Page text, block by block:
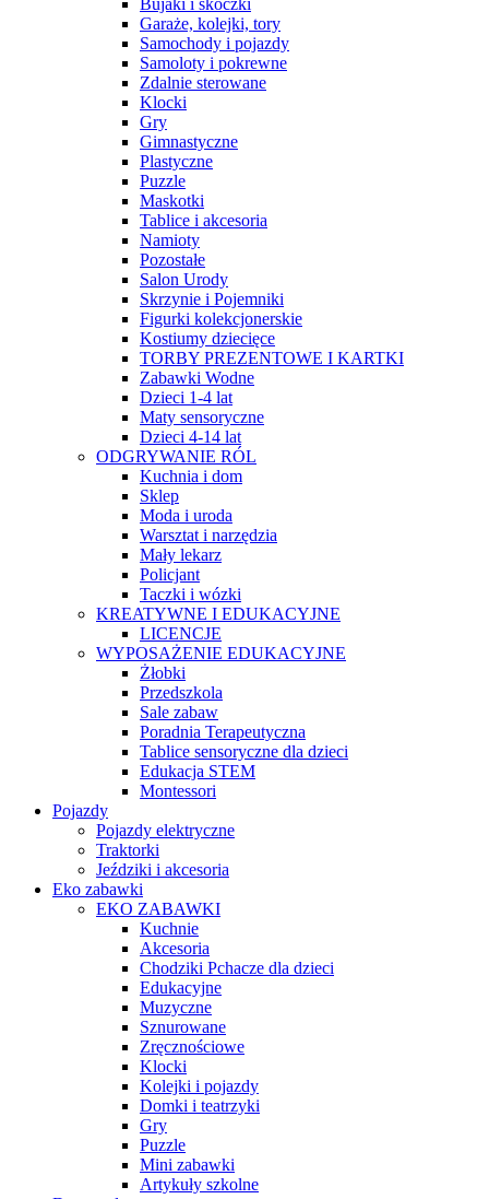
Bujaki i skoczki
Garaże, kolejki, tory
Samochody i pojazdy
Samoloty i pokrewne
Zdalnie sterowane
Klocki
Gry
Gimnastyczne
Plastyczne
Puzzle
Maskotki
Tablice i akcesoria
Namioty
Pozostałe
Salon Urody
Skrzynie i Pojemniki
Figurki kolekcjonerskie
Kostiumy dziecięce
TORBY PREZENTOWE I KARTKI
Zabawki Wodne
Dzieci 1-4 lat
Maty sensoryczne
Dzieci 4-14 lat
ODGRYWANIE RÓL
Kuchnia i dom
Sklep
Moda i uroda
Warsztat i narzędzia
Mały lekarz
Policjant
Taczki i wózki
KREATYWNE I EDUKACYJNE
LICENCJE
WYPOSAŻENIE EDUKACYJNE
Żłobki
Przedszkola
Sale zabaw
Poradnia Terapeutyczna
Tablice sensoryczne dla dzieci
Edukacja STEM
Montessori
Pojazdy
Pojazdy elektryczne
Traktorki
Jeździki i akcesoria
Eko zabawki
EKO ZABAWKI
Kuchnie
Akcesoria
Chodziki Pchacze dla dzieci
Edukacyjne
Muzyczne
Sznurowane
Zręcznościowe
Klocki
Kolejki i pojazdy
Domki i teatrzyki
Gry
Puzzle
Mini zabawki
Artykuły szkolne